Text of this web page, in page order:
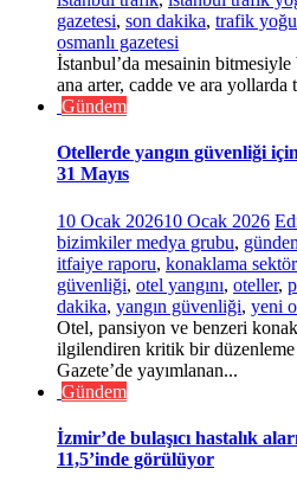
gazetesi, son dakika, trafik
osmanlı gazetesi
İstanbul’da mesainin
ana arter, cadde ve ara
Gündem
Otellerde yangın güvenliği
31 Mayıs
10 Ocak 202610 Ocak 2026
bizimkiler medya grubu,
itfaiye raporu, konaklama
güvenliği, otel yangını, oteller,
dakika, yangın güvenliği, yeni
Otel, pansiyon ve benzeri
ilgilendiren kritik bir
Gazete’de yayımlanan...
Gündem
İzmir’de bulaşıcı hastalık
11,5’inde görülüyor